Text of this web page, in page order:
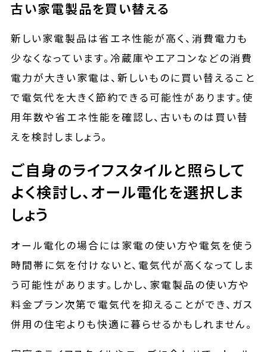
古い家電製品を買い替える
新しい家電製品は省エネ性能が高く、消費電力も
少なくなっています。冷蔵庫やエアコンなどの消費
電力が大きい家電は、新しいものに買い替えること
で電気代を大きく節約できる可能性があります。使
用年数や省エネ性能を確認し、古いものは買い替
えを検討しましょう。
ご自身のライフスタイルと照らして
よく検討し、オール電化を選択しま
しょう
オール電化の場合には家電の使い方や電気を使う
時間帯に気を付けないと、電気代が高くなってしま
う可能性があります。しかし、家電製品の使い方や
料金プラン次第で電気代を抑えることができ、ガス
併用の住宅よりも快適に暮らせるかもしれません。